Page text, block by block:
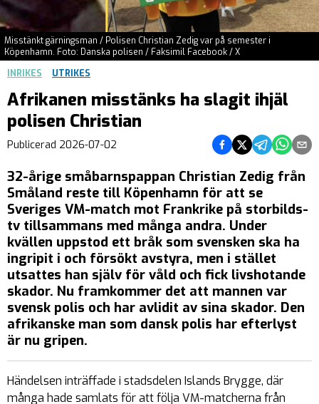
Misstänkt gärningsman / Polisen Christian Zedig var på semester i
Köpenhamn. Foto: Danska polisen / Faksimil Facebook / X
INRIKES
UTRIKES
Afrikanen misstänks ha slagit ihjäl
polisen Christian
Publicerad 2026-07-02 Dela på Facebook
Dela på Twitter
Dela påDela på
Dela
32-årige småbarnspappan Christian Zedig från
Småland reste till Köpenhamn för att se
Sveriges VM-match mot Frankrike på storbilds-
tv tillsammans med många andra. Under
kvällen uppstod ett bråk som svensken ska ha
ingripit i och försökt avstyra, men i stället
utsattes han själv för våld och fick livshotande
skador. Nu framkommer det att mannen var
svensk polis och har avlidit av sina skador. Den
afrikanske man som dansk polis har efterlyst
är nu gripen.
Händelsen inträffade i stadsdelen Islands Brygge, där
många hade samlats för att följa VM-matcherna från